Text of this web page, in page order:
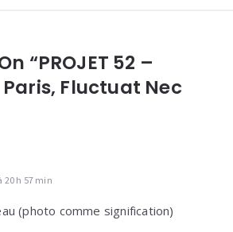
“PROJET 52 –
Fluctuat Nec
20 h 57 min
(photo comme signification)